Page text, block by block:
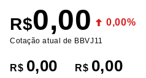
R$0,00 0,00%
Cotação atual de BBVJ11
R$ 0,00 R$ 0,00